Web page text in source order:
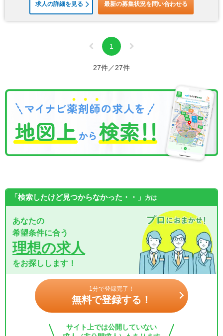
求人の詳細を見る 最新の募集状況を問い合わせる
1
27件／27件
「検索したけど見つからなかった・・」 方は
あなたの
希望条件に合う
理想の求人
をお探しします！
1分で登録完了！
無料で登録する！
サイト上では公開していない